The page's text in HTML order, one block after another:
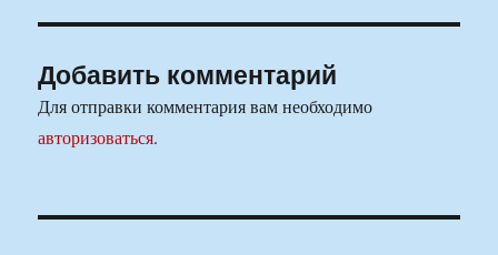
Добавить комментарий
Для отправки комментария вам необходимо
авторизоваться.